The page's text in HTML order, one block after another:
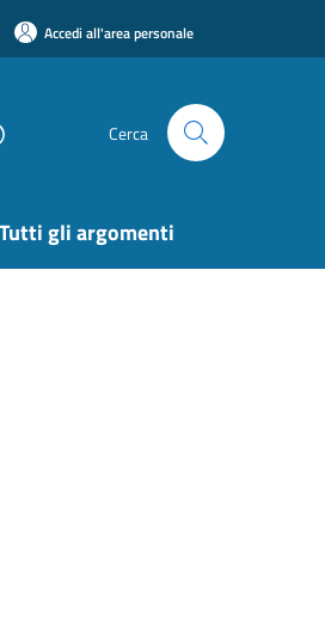
Accedi all'area personale
Cerca
Tutti gli argomenti